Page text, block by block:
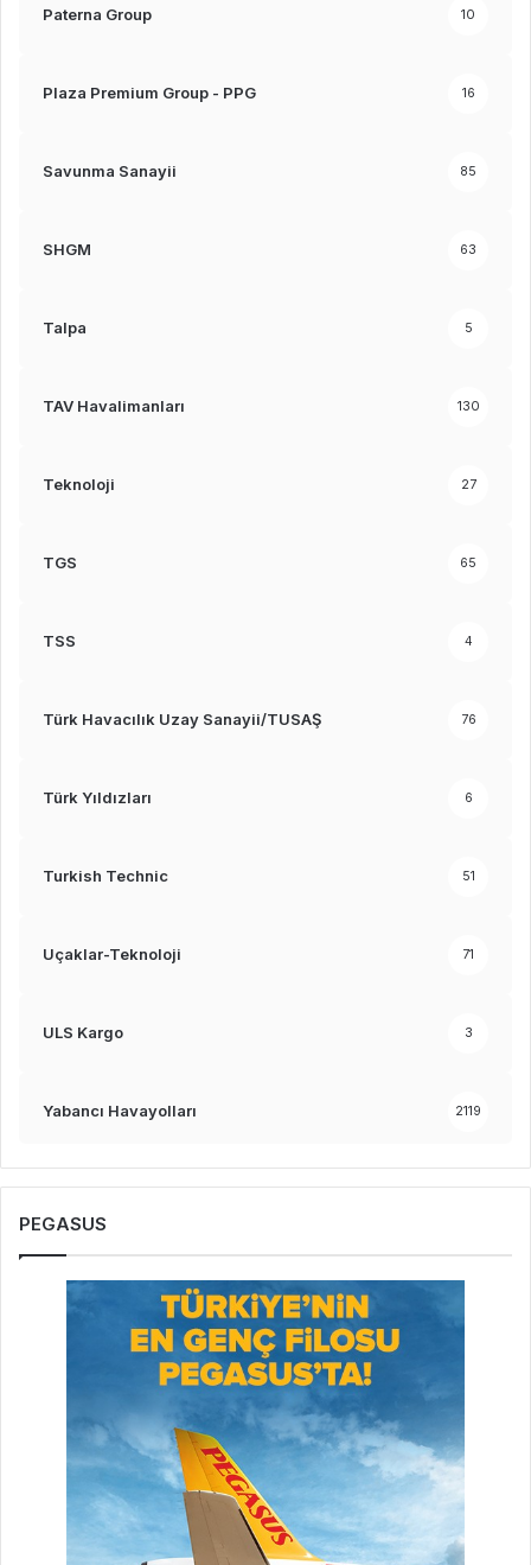
Paterna Group 10
Plaza Premium Group - PPG 16
Savunma Sanayii 85
SHGM 63
Talpa 5
TAV Havalimanları 130
Teknoloji 27
TGS 65
TSS 4
Türk Havacılık Uzay Sanayii/TUSAŞ 76
Türk Yıldızları 6
Turkish Technic 51
Uçaklar-Teknoloji 71
ULS Kargo 3
Yabancı Havayolları 2119
PEGASUS